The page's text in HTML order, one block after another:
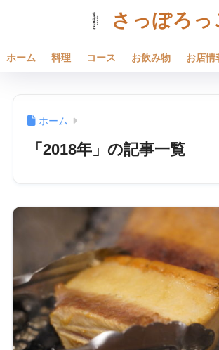
さっぽろっ
ホーム 料理 コース お飲み物 お店情
ホーム
「2018年」の記事一覧